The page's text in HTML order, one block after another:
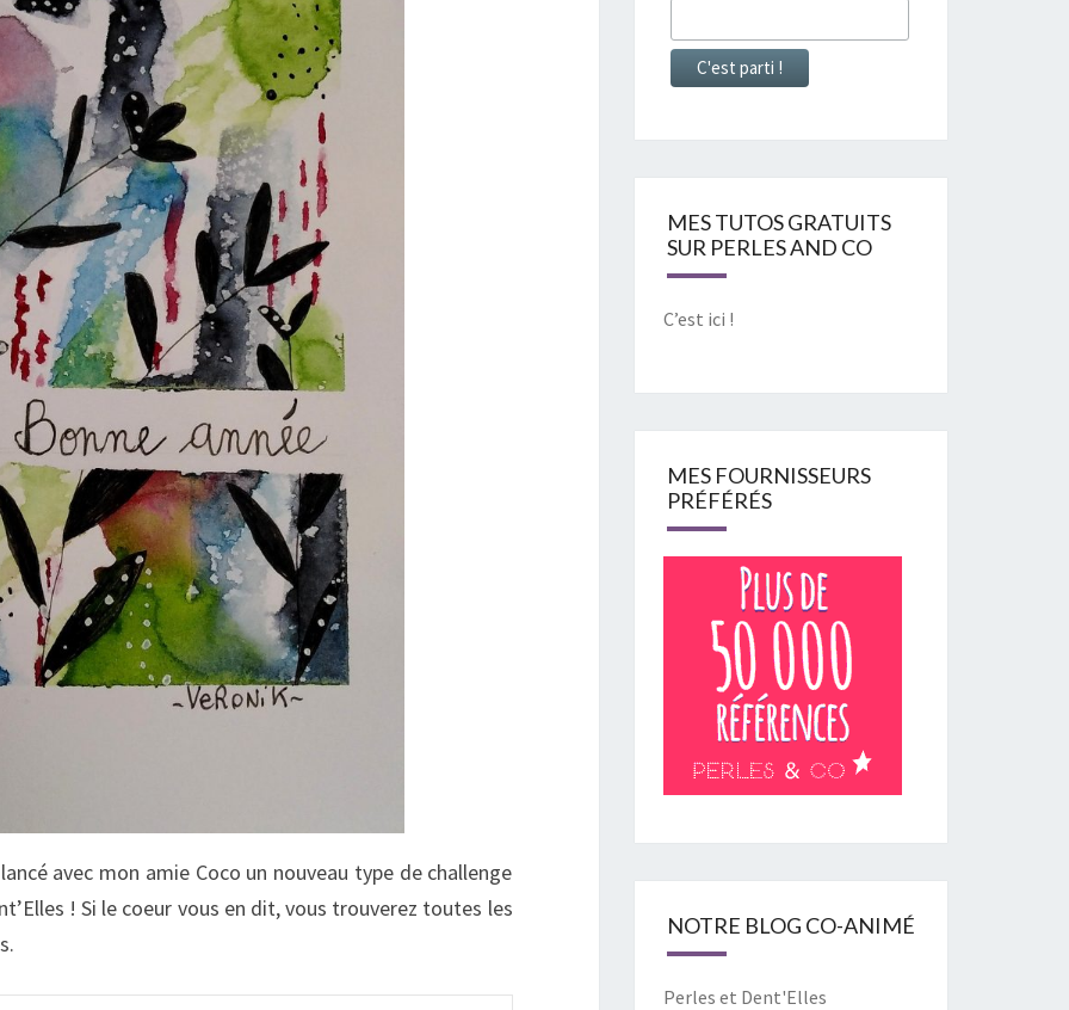
avec mon amie Coco un nouveau type de challenge
! Si le coeur vous en dit, vous trouverez toutes les
MES TUTOS GRATUITS
SUR PERLES AND CO
C’est ici !
MES FOURNISSEURS
PRÉFÉRÉS
NOTRE BLOG CO-ANIMÉ
Perles et Dent'Elles